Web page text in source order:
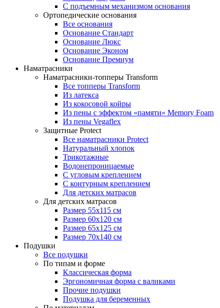
С подъемным механизмом основания
Ортопедические основания
Все основания
Основание Стандарт
Основание Люкс
Основание Эконом
Основание Премиум
Наматрасники
Наматрасники-топперы Transform
Все топперы Transform
Из латекса
Из кокосовой койры
Из пены с эффектом «памяти» Memory Foam
Из пены Vegaflex
Защитные Protect
Все наматрасники Protect
Натуральный хлопок
Трикотажные
Водонепроницаемые
С угловым креплением
С контурным креплением
Для детских матрасов
Для детских матрасов
Размер 55x115 см
Размер 60x120 см
Размер 65x125 см
Размер 70x140 см
Подушки
Все подушки
По типам и форме
Классическая форма
Эргономичная форма с валиками
Прочие подушки
Подушка для беременных